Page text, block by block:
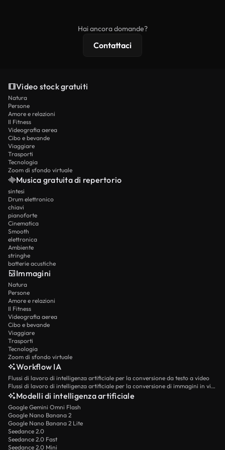
Hai ancora domande?
Contattaci
Video stock gratuiti
Natura
Persone
Amore e relazioni
Il Fitness
Videografia aerea
Cibo e bevande
Viaggiare
Trasporti
Tecnologia
Zoom di sfondo virtuale
Musica gratuita di repertorio
sintesi
Drum elettronico
chiavi
pianoforte
Cinematica
Smooth
elettronica
Ambiente
stringhe
batterie acustiche
Immagini
Natura
Persone
Amore e relazioni
Il Fitness
Videografia aerea
Cibo e bevande
Viaggiare
Trasporti
Tecnologia
Zoom di sfondo virtuale
Workflow IA
Flussi di lavoro di intelligenza artificiale per la conversione da testo a video
Flussi di lavoro di intelligenza artificiale per la conversione di immagini in video
Modelli di intelligenza artificiale
Google Gemini Omni Flash
Google Nano Banana 2
Google Nano Banana 2 Lite
Seedance 2.0
Seedance 2.0 Fast
Seedance 2.0 Mini